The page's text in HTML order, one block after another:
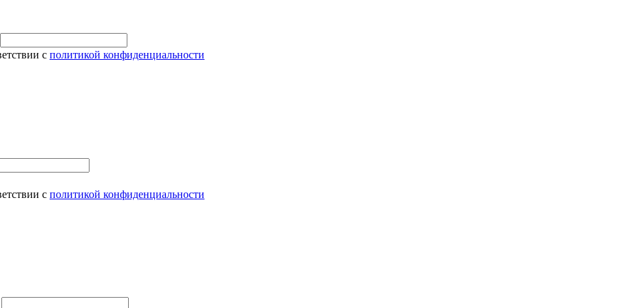
с политикой конфиденциальности
с политикой конфиденциальности